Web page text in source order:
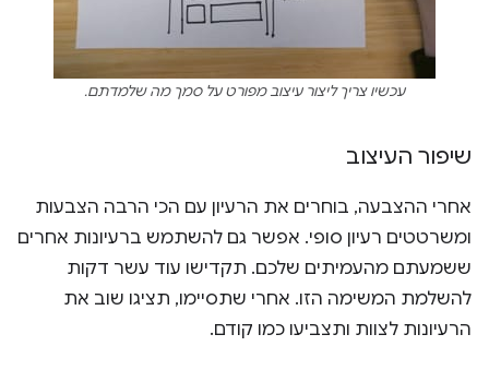
עכשיו צריך ליצור עיצוב מפורט על סמך מה שלמדתם.
שיפור העיצוב
אחרי ההצבעה, בוחרים את הרעיון עם הכי הרבה הצבעות
ומשרטטים רעיון סופי. אפשר גם להשתמש ברעיונות אחרים
ששמעתם מהעמיתים שלכם. תקדישו עוד עשר דקות
להשלמת המשימה הזו. אחרי שתסיימו, תציגו שוב את
הרעיונות לצוות ותצביעו כמו קודם.